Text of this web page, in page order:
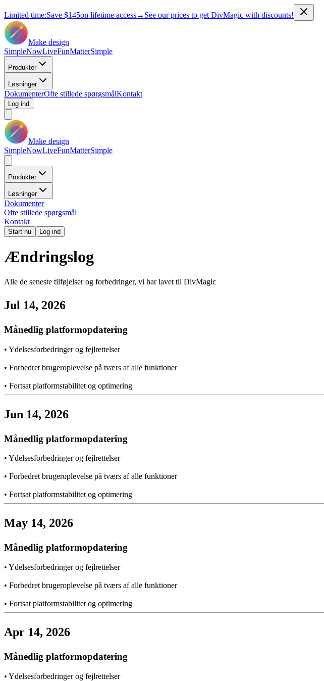
Limited time:Save $145on lifetime access→ See our prices to get DivMagic with discounts!
Make design
SimpleNowLiveFunMatterSimple
Produkter
Løsninger
DokumenterOfte stillede spørgsmålKontakt
Log ind
Make design
SimpleNowLiveFunMatterSimple
Produkter
Løsninger
Dokumenter
Ofte stillede spørgsmål
Kontakt
Start nu Log ind
Ændringslog
Alle de seneste tilføjelser og forbedringer, vi har lavet til DivMagic
Jul 14, 2026
Månedlig platformopdatering
• Ydelsesforbedringer og fejlrettelser
• Forbedret brugeroplevelse på tværs af alle funktioner
• Fortsat platformstabilitet og optimering
Jun 14, 2026
Månedlig platformopdatering
• Ydelsesforbedringer og fejlrettelser
• Forbedret brugeroplevelse på tværs af alle funktioner
• Fortsat platformstabilitet og optimering
May 14, 2026
Månedlig platformopdatering
• Ydelsesforbedringer og fejlrettelser
• Forbedret brugeroplevelse på tværs af alle funktioner
• Fortsat platformstabilitet og optimering
Apr 14, 2026
Månedlig platformopdatering
• Ydelsesforbedringer og fejlrettelser